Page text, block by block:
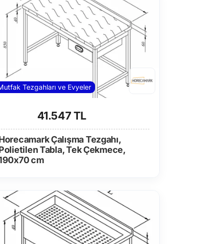
Tezgahları ve Evyeler
41.547 TL
Çalışma Tezgahı,
Tabla, Tek Çekmece,
cm